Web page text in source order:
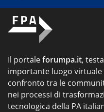
Il portaleforumpa.it,
importante luogo
confronto tra le
nei processi di
tecnologica della PA